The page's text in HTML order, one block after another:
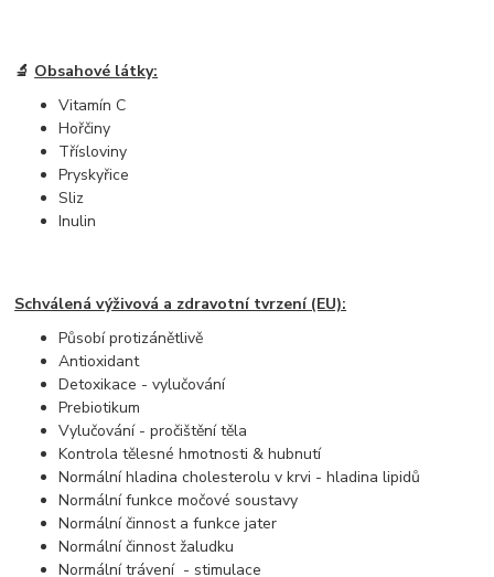
🔬 Obsahové látky:
Vitamín C
Hořčiny
Třísloviny
Pryskyřice
Sliz
Inulin
Schválená výživová a zdravotní tvrzení (EU):
Působí protizánětlivě
Antioxidant
Detoxikace - vylučování
Prebiotikum
Vylučování - pročištění těla
Kontrola tělesné hmotnosti & hubnutí
Normální hladina cholesterolu v krvi - hladina lipidů
Normální funkce močové soustavy
Normální činnost a funkce jater
Normální činnost žaludku
Normální trávení - stimulace